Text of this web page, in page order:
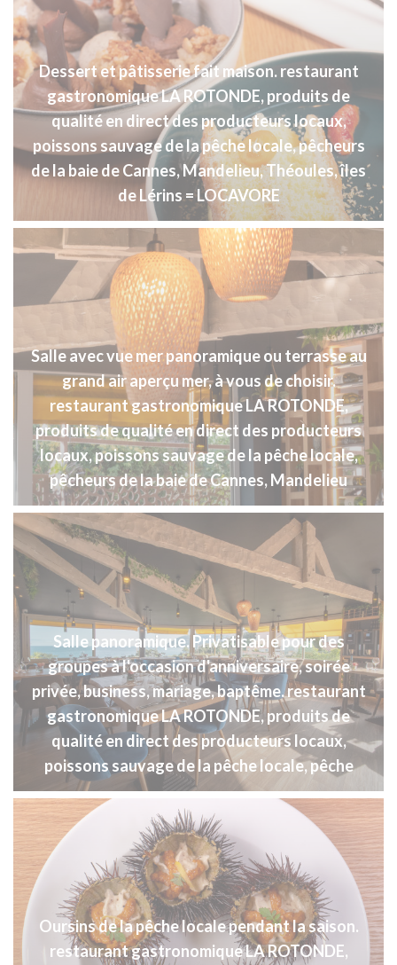
Dessert et pâtisserie fait maison. restaurant
gastronomique LA ROTONDE, produits de
qualité en direct des producteurs locaux,
poissons sauvage de la pêche locale, pêcheurs
de la baie de Cannes, Mandelieu, Théoules, îles
de Lérins = LOCAVORE
Salle avec vue mer panoramique ou terrasse au
grand air aperçu mer, à vous de choisir.
restaurant gastronomique LA ROTONDE,
produits de qualité en direct des producteurs
locaux, poissons sauvage de la pêche locale,
pêcheurs de la baie de Cannes, Mandelieu
Salle panoramique. Privatisable pour des
groupes à l'occasion d'anniversaire, soirée
privée, business, mariage, baptême. restaurant
gastronomique LA ROTONDE, produits de
qualité en direct des producteurs locaux,
poissons sauvage de la pêche locale, pêche
Oursins de la pêche locale pendant la saison.
restaurant gastronomique LA ROTONDE,